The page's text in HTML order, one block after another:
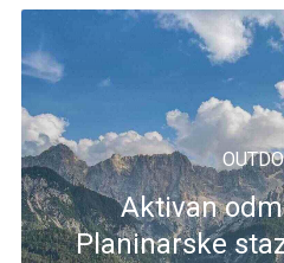
Aktivan
Planinarske